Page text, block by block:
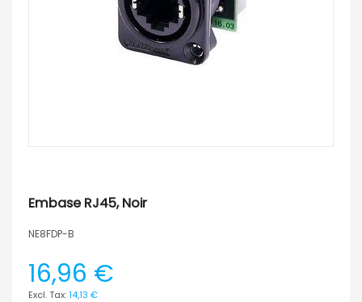
Embase RJ45, Noir
NE8FDP-B
16,96 €
14,13 €